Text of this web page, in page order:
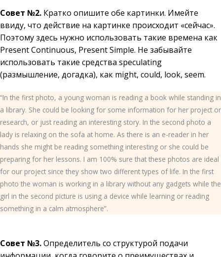
Совет №2. Кратко опишите обе картинки. Имейте
ввиду, что действие на картинке происходит «сейчас».
Поэтому здесь нужно использовать такие времена как
Present Continuous, Present Simple. Не забывайте
использовать такие средства speculating
(размышление, догадка), как might, could, look, seem.
“In the first photo, a young woman is reading a book while standing in
a library. She could be looking for some information for her project or
research, or just reading an interesting story. In the second photo a
lady is relaxing on the sofa at home. As there is an e-reader in her
hands she might be reading something interesting or she could be
preparing for her lessons. I am 100% sure that these photos are ideal
for our project since they show two different types of life. In the first
photo the woman is working in a library without any gadgets while the
girl in the second picture is using a device while learning or reading
something in a calm atmosphere”.
Совет №3.Определитель со структурой подачи